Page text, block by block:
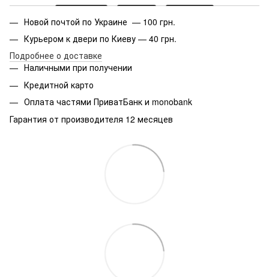
Новой почтой по Украине — 100 грн.
Курьером к двери по Киеву — 40 грн.
Подробнее о доставке
Наличными при получении
Кредитной карто
Оплата частями ПриватБанк и monobank
Гарантия от производителя 12 месяцев